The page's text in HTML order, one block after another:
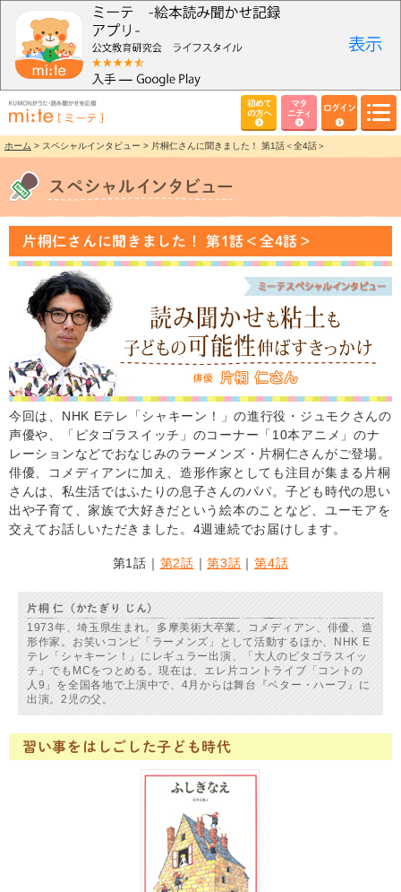
初めて
の方へ
マタ
ニティ
ログイン
ホーム > スペシャルインタビュー > 片桐仁さんに聞きました！ 第1話＜全4話＞
片桐仁さんに聞きました！ 第1話＜全4話＞
今回は、NHK Eテレ「シャキーン！」の進行役・ジュモクさんの
声優や、「ピタゴラスイッチ」のコーナー「10本アニメ」のナ
レーションなどでおなじみのラーメンズ・片桐仁さんがご登場。
俳優、コメディアンに加え、造形作家としても注目が集まる片桐
さんは、私生活ではふたりの息子さんのパパ。子ども時代の思い
出や子育て、家族で大好きだという絵本のことなど、ユーモアを
交えてお話しいただきました。4週連続でお届けします。
第1話｜ 第2話 ｜第3話 ｜第4話
片桐 仁（かたぎり じん）
1973年、埼玉県生まれ。多摩美術大卒業。コメディアン、俳優、造
形作家。お笑いコンビ「ラーメンズ」として活動するほか、NHK E
テレ「シャキーン！」にレギュラー出演、「大人のピタゴラスイッ
チ」でもMCをつとめる。現在は、エレ片コントライブ「コントの
人9」を全国各地で上演中で、4月からは舞台『ベター・ハーフ』に
出演。2児の父。
習い事をはしごした子ども時代